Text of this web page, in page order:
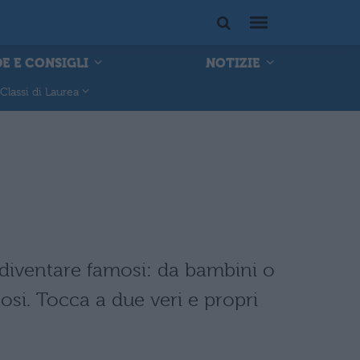
E CONSIGLI NOTIZIE
Classi di Laurea
famosi: da bambini o
Tocca a due veri e propri